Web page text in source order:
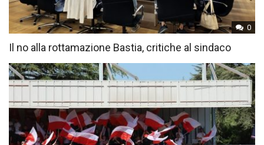
0
Il no alla rottamazione Bastia, critiche al sindaco